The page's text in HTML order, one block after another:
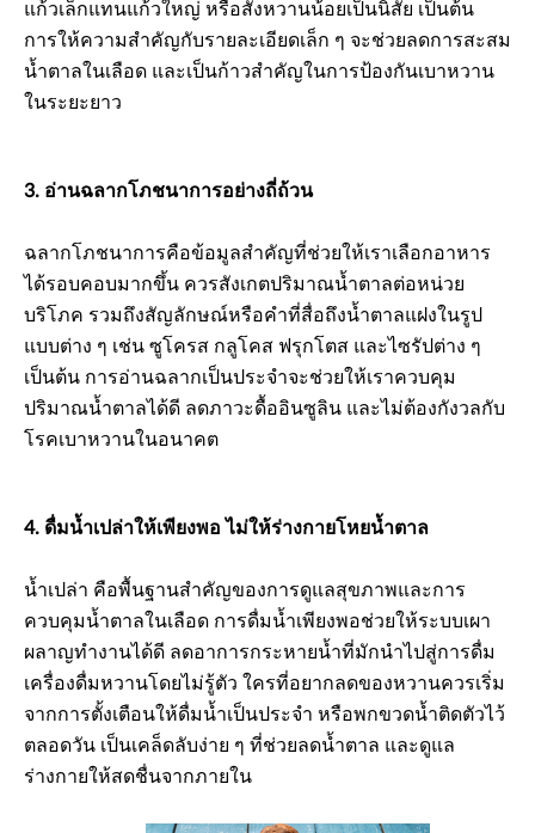
แก้วเล็กแทนแก้วใหญ่ หรือสั่งหวานน้อยเป็นนิสัย เป็นต้น
การให้ความสำคัญกับรายละเอียดเล็ก ๆ จะช่วยลดการสะสม
น้ำตาลในเลือด และเป็นก้าวสำคัญในการป้องกันเบาหวาน
ในระยะยาว
3. อ่านฉลากโภชนาการอย่างถี่ถ้วน
ฉลากโภชนาการคือข้อมูลสำคัญที่ช่วยให้เราเลือกอาหาร
ได้รอบคอบมากขึ้น ควรสังเกตปริมาณน้ำตาลต่อหน่วย
บริโภค รวมถึงสัญลักษณ์หรือคำที่สื่อถึงน้ำตาลแฝงในรูป
แบบต่าง ๆ เช่น ซูโครส กลูโคส ฟรุกโตส และไซรัปต่าง ๆ
เป็นต้น การอ่านฉลากเป็นประจำจะช่วยให้เราควบคุม
ปริมาณน้ำตาลได้ดี ลดภาวะดื้ออินซูลิน และไม่ต้องกังวลกับ
โรคเบาหวานในอนาคต
4. ดื่มน้ำเปล่าให้เพียงพอ ไม่ให้ร่างกายโหยน้ำตาล
น้ำเปล่า คือพื้นฐานสำคัญของการดูแลสุขภาพและการ
ควบคุมน้ำตาลในเลือด การดื่มน้ำเพียงพอช่วยให้ระบบเผา
ผลาญทำงานได้ดี ลดอาการกระหายน้ำที่มักนำไปสู่การดื่ม
เครื่องดื่มหวานโดยไม่รู้ตัว ใครที่อยากลดของหวานควรเริ่ม
จากการตั้งเตือนให้ดื่มน้ำเป็นประจำ หรือพกขวดน้ำติดตัวไว้
ตลอดวัน เป็นเคล็ดลับง่าย ๆ ที่ช่วยลดน้ำตาล และดูแล
ร่างกายให้สดชื่นจากภายใน